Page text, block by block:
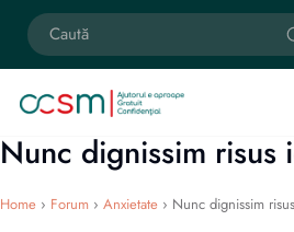
Nunc dignissim risus
Home › Forum › Anxietate › Nunc dignissim